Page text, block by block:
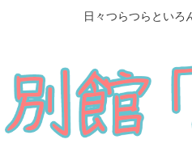
日々つらつらといろ